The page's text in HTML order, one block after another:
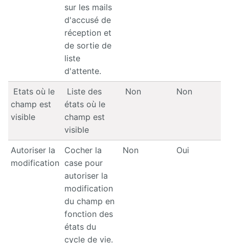
sur les mails
d'accusé de
réception et
de sortie de
liste
d'attente.
Etats où le
champ est
visible
Liste des
états où le
champ est
visible
Non Non
Autoriser la
modification
Cocher la
case pour
autoriser la
modification
du champ en
fonction des
états du
cycle de vie.
Non Oui